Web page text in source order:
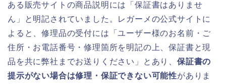
ある販売サイトの商品説明には「保証書はありませ
ん」と明記されていました。レガーメの公式サイトに
よると、修理品の受付には「ユーザー様のお名前・ご
住所・お電話番号・修理箇所を明記の上、保証書と現
品を共に弊社までお送りください」とあり、 保証書の
提示がない場合は修理・保証できない可能性がありま